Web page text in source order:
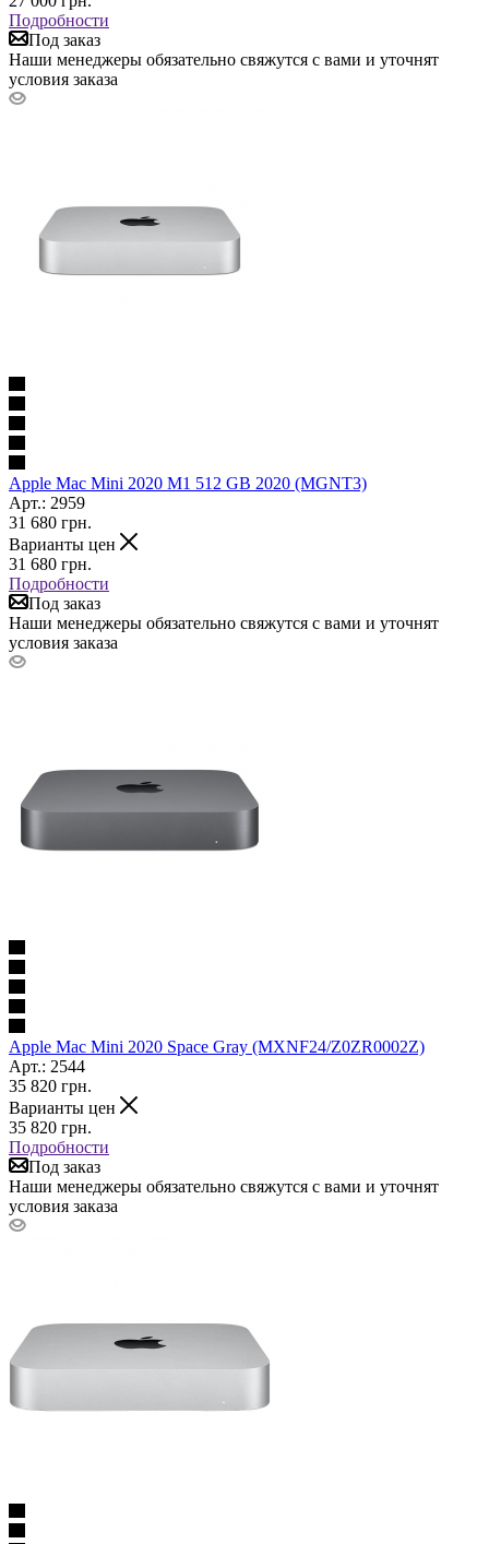
Подробности
Под заказ
Наши менеджеры обязательно свяжутся с вами и уточнят
условия заказа
Apple Mac Mini 2020 M1 512 GB 2020 (MGNT3)
Арт.: 2959
31 680 грн.
Варианты цен
31 680 грн.
Подробности
Под заказ
Наши менеджеры обязательно свяжутся с вами и уточнят
условия заказа
Apple Mac Mini 2020 Space Gray (MXNF24/Z0ZR0002Z)
Арт.: 2544
35 820 грн.
Варианты цен
35 820 грн.
Подробности
Под заказ
Наши менеджеры обязательно свяжутся с вами и уточнят
условия заказа